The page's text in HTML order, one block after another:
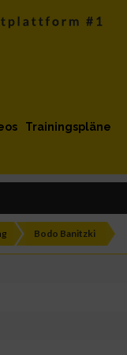
Trainingspläne
Bodo Banitzki